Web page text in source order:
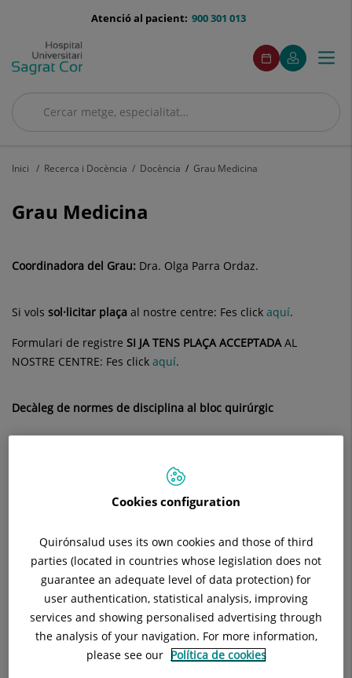
menu-
900 301 013
Atenció al pacient:
Cercar
Cercar
menuAcceso
Demaneu
cita
Aquest
enllaç
s'obrirà
una
El
meu
Aquest
enllaç
s'obrirà
una
finestra
Menú
Inici Recerca i Docència Docència Grau Medicina
Grau Medicina
Coordinadora del Grau: Dra. Olga Parra Ordaz.
Si vols sol·licitar plaça al nostre centre: Fes click aquí.
Formulari de registre SI JA TENS PLAÇA ACCEPTADA AL
NOSTRE CENTRE: Fes click aquí.
Decàleg de normes de disciplina al bloc quirúrgic
Cookies configuration
Quirónsalud uses its own cookies and those of third
parties (located in countries whose legislation does not
guarantee an adequate level of data protection) for
user authentication, statistical analysis, improving
services and showing personalised advertising through
the analysis of your navigation. For more information,
please see our Política de cookies